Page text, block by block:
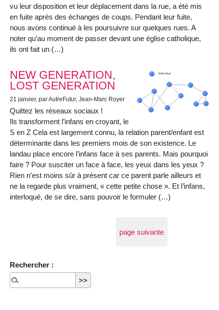
vu leur disposition et leur déplacement dans la rue, a été mis
en fuite après des échanges de coups. Pendant leur fuite,
nous avons continué à les poursuivre sur quelques rues. A
noter qu’au moment de passer devant une église catholique,
ils ont fait un (…)
NEW GENERATION,
LOST GENERATION
21 janvier, par AutreFutur, Jean-Marc Royer
Quittez les réseaux sociaux !
Ils transforment l’infans en croyant, le
S en Z Cela est largement connu, la relation parent/enfant est
déterminante dans les premiers mois de son existence. Le
landau place encore l’infans face à ses parents. Mais pourquoi
faire ? Pour susciter un face à face, les yeux dans les yeux ?
Rien n’est moins sûr à présent car ce parent parle ailleurs et
ne la regarde plus vraiment, « cette petite chose ». Et l’infans,
interloqué, de se dire, sans pouvoir le formuler (…)
page suivante
Rechercher :